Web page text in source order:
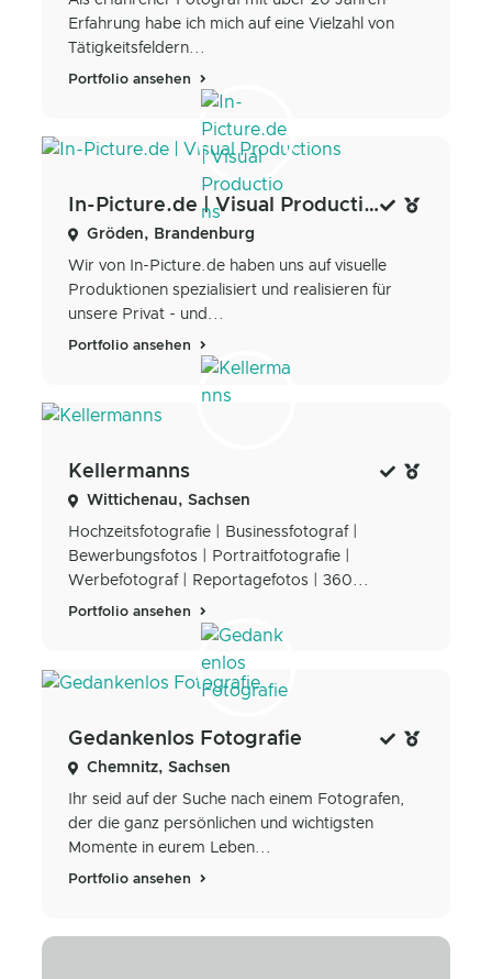
Erfahrung habe ich mich auf eine Vielzahl von
Tätigkeitsfeldern...
Portfolio ansehen
In-Picture.de | Visual Productions
Gröden, Brandenburg
Wir von In-Picture.de haben uns auf visuelle
Produktionen spezialisiert und realisieren für
unsere Privat - und...
Portfolio ansehen
Kellermanns
Wittichenau, Sachsen
Hochzeitsfotografie | Businessfotograf |
Bewerbungsfotos | Portraitfotografie |
Werbefotograf | Reportagefotos | 360...
Portfolio ansehen
Gedankenlos Fotografie
Chemnitz, Sachsen
Ihr seid auf der Suche nach einem Fotografen,
der die ganz persönlichen und wichtigsten
Momente in eurem Leben...
Portfolio ansehen